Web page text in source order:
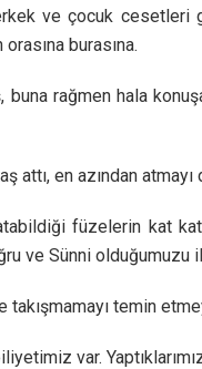
ve çocuk
burasına.
buna rağmen hala
attı, en azından atmayı
füzelerin kat
ve Sünni olduğumuzu
takışmamayı temin
var.